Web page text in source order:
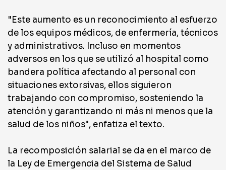
"Este aumento es un reconocimiento al esfuerzo
de los equipos médicos, de enfermería, técnicos
y administrativos. Incluso en momentos
adversos en los que se utilizó al hospital como
bandera política afectando al personal con
situaciones extorsivas, ellos siguieron
trabajando con compromiso, sosteniendo la
atención y garantizando ni más ni menos que la
salud de los niños", enfatiza el texto.
La recomposición salarial se da en el marco de
la Ley de Emergencia del Sistema de Salud